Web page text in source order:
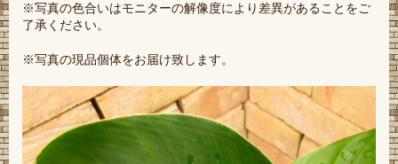
※写真の色合いはモニターの解像度により差異があることをご
了承ください。
※写真の現品個体をお届け致します。